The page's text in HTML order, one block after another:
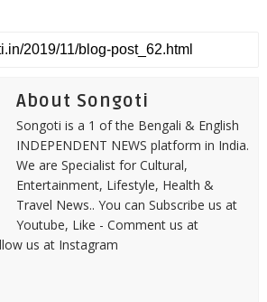
About Songoti
Songoti is a 1 of the Bengali & English
INDEPENDENT NEWS platform in India.
We are Specialist for Cultural,
Entertainment, Lifestyle, Health &
Travel News.. You can Subscribe us at
Youtube, Like - Comment us at
us at Instagram